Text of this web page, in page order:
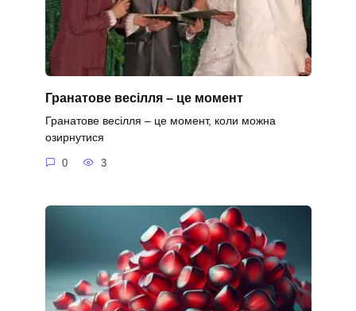
Гранатове весілля – це момент
Гранатове весілля – це момент, коли можна
озирнутися
0 3